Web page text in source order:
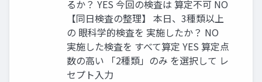
るか？ YES 今回の検査は 算定不可 NO
【同日検査の整理】 本日、3種類以上
の 眼科学的検査を 実施したか？ NO
実施した検査を すべて算定 YES 算定点
数の高い 「2種類」のみ を選択して レ
セプト入力